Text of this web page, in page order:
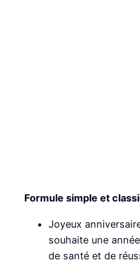
Formule simple et
Joyeux
souhaite une
de santé et de